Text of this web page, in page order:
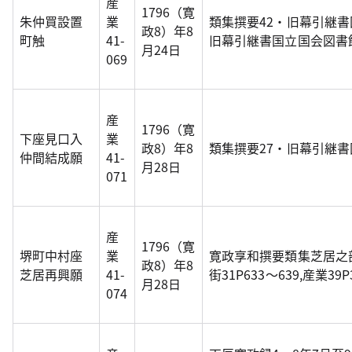
朱仲買設置
町触
業
41-
069
1796（寛
政8）年8
月24日
類集撰要42・旧幕引継
旧幕引継書国立国会図書
下座見口入
仲間結成願
産
業
41-
071
1796（寛
政8）年8
月28日
類集撰要27・旧幕引継
堺町中村座
芝居再興願
産
業
41-
074
1796（寛
政8）年8
月28日
寛政享和撰要類集芝居
街31P633～639,産業